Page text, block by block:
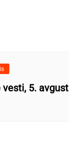
vesti, 5. avgust